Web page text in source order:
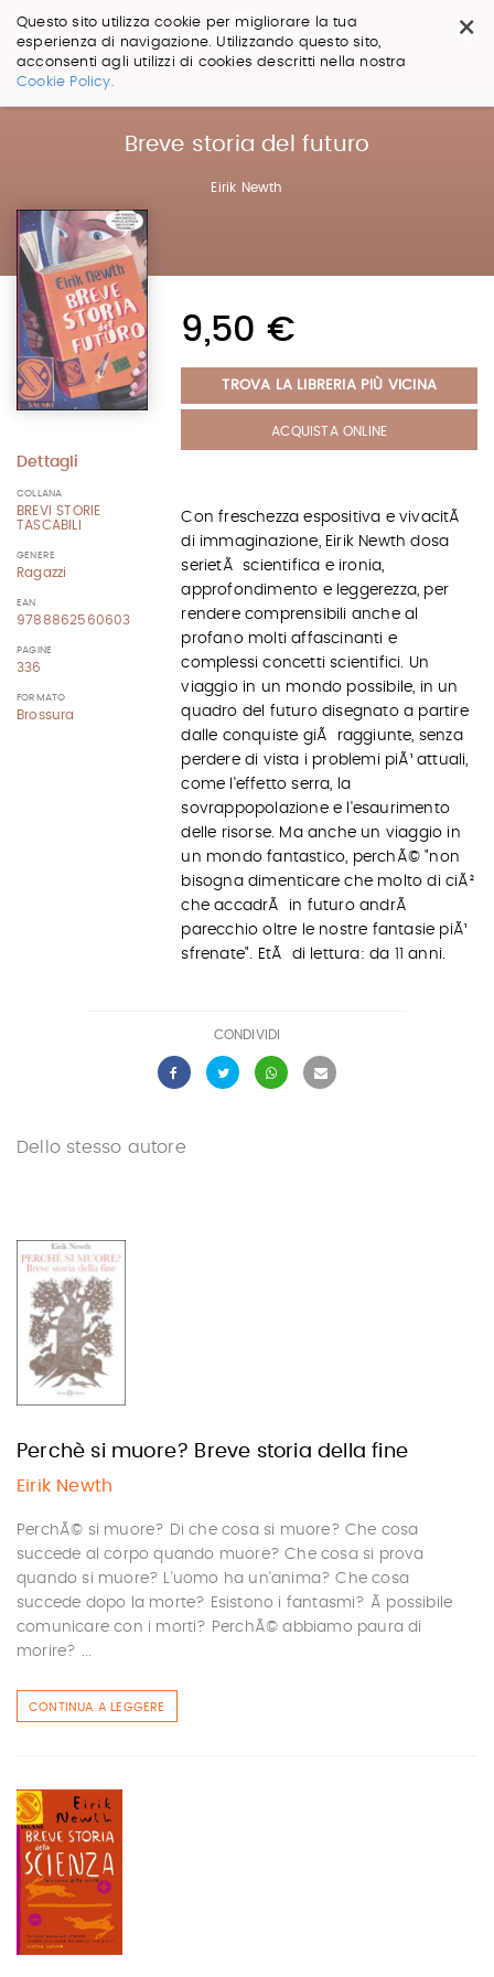
×
Questo sito utilizza cookie per migliorare la tua
esperienza di navigazione. Utilizzando questo sito,
acconsenti agli utilizzi di cookies descritti nella nostra
Cookie Policy.
Salta
Breve storia del futuro
Eirik Newth
Dettagli
COLLANA
BREVI STORIE
TASCABILI
GENERE
Ragazzi
EAN
9788862560603
PAGINE
336
FORMATO
Brossura
9,50 €
TROVA LA LIBRERIA PIÙ VICINA
ACQUISTA ONLINE
Con freschezza espositiva e vivacitÃ
di immaginazione, Eirik Newth dosa
serietÃ scientifica e ironia,
approfondimento e leggerezza, per
rendere comprensibili anche al
profano molti affascinanti e
complessi concetti scientifici. Un
viaggio in un mondo possibile, in un
quadro del futuro disegnato a partire
dalle conquiste giÃ raggiunte, senza
perdere di vista i problemi piÃ¹ attuali,
come l'effetto serra, la
sovrappopolazione e l'esaurimento
delle risorse. Ma anche un viaggio in
un mondo fantastico, perchÃ© "non
bisogna dimenticare che molto di ciÃ²
che accadrÃ in futuro andrÃ
parecchio oltre le nostre fantasie piÃ¹
sfrenate". EtÃ di lettura: da 11 anni.
CONDIVIDI
Dello stesso autore
Perchè si muore? Breve storia della fine
Eirik Newth
PerchÃ© si muore? Di che cosa si muore? Che cosa
succede al corpo quando muore? Che cosa si prova
quando si muore? L'uomo ha un'anima? Che cosa
succede dopo la morte? Esistono i fantasmi? Ã possibile
comunicare con i morti? PerchÃ© abbiamo paura di
morire? ...
CONTINUA A LEGGERE